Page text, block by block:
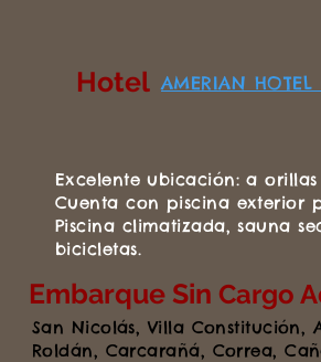
Hotel AMERIAN
Excelente ubicación: a
Cuenta con piscina exterior
Piscina climatizada, sauna
bicicletas.
Embarque Sin Cargo
San Nicolás, Villa Constitución,
Roldán, Carcarañá, Correa,